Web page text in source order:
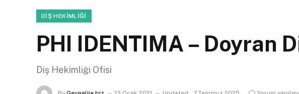
DIŞ HEKIMLIĞI
PHI IDENTIMA – Doyran
Diş Hekimliği Ofisi